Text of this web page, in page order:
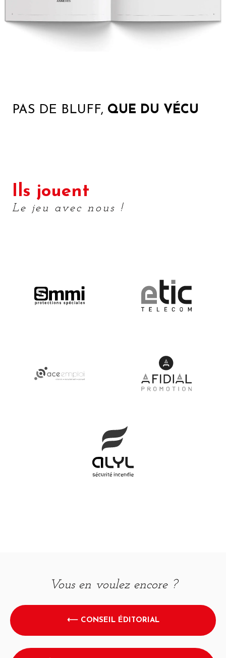
PAS DE BLUFF, QUE DU VÉCU
Ils jouent
Le jeu avec nous !
Vous en voulez encore ?
⟵ CONSEIL ÉDITORIAL